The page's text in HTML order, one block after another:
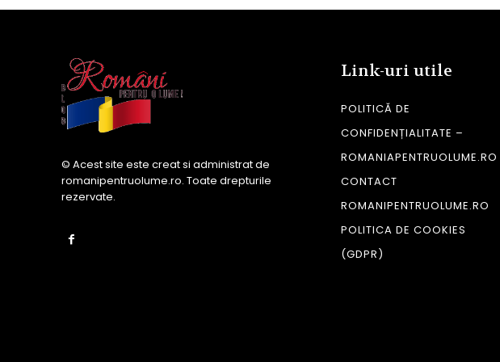
© Acest site este creat si administrat de
romanipentruolume.ro. Toate drepturile
rezervate.
Link-uri utile
POLITICĂ DE
CONFIDENȚIALITATE –
ROMANIAPENTRUOLUME.RO
CONTACT
ROMANIPENTRUOLUME.RO
POLITICA DE COOKIES
(GDPR)